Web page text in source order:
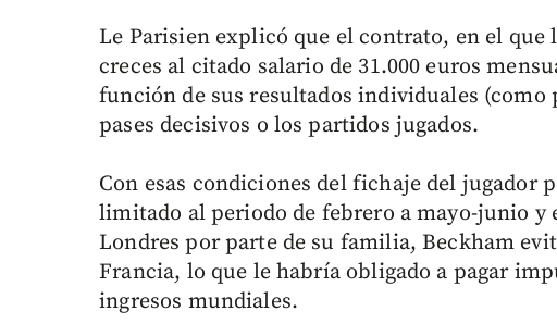
Le Parisien explicó que el contrato, en el que
creces al citado salario de 31.000 euros
función de sus resultados individuales (como
pases decisivos o los partidos jugados.
Con esas condiciones del fichaje del jugador
limitado al periodo de febrero a mayo-junio
Londres por parte de su familia, Beckham
Francia, lo que le habría obligado a pagar
ingresos mundiales.